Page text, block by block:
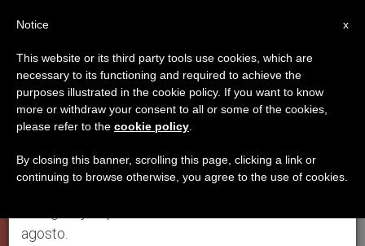
PAPA FRANCISCO
×
Aviso importante
Del 27 de julio al 7 de agosto haremos la pausa
anual, aprovechando que en el periodo de verano
se generan menos informaciones y también el
agosto.
x
Notice
This website or its third party tools use cookies, which are
necessary to its functioning and required to achieve the
purposes illustrated in the cookie policy. If you want to know
more or withdraw your consent to all or some of the cookies,
please refer to the cookie policy
By closing this banner, scrolling this page, clicking a link or
continuing to browse otherwise, you agree to the use of cookies.